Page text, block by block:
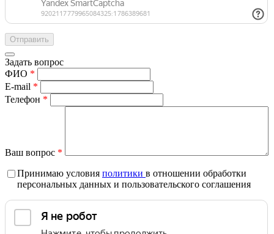
Задать вопрос
ФИО *
E-mail *
Телефон *
Ваш вопрос *
Принимаю условия политики в отношении обработки
персональных данных и пользовательского соглашения